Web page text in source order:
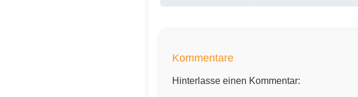
Kommentare
Hinterlasse einen Kommentar: